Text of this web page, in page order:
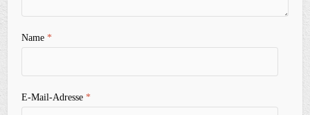
Name*
E-Mail-Adresse*